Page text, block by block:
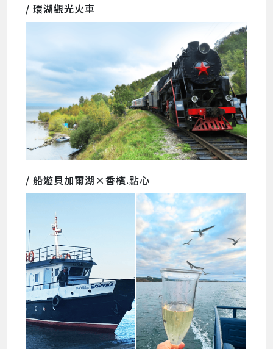
/ 環湖觀光火車
/ 船遊貝加爾湖×香檳.點心